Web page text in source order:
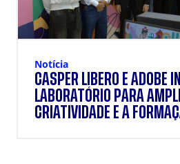
Notícia
CÁSPER LÍBERO E ADOBE
LABORATÓRIO PARA
CRIATIVIDADE E A